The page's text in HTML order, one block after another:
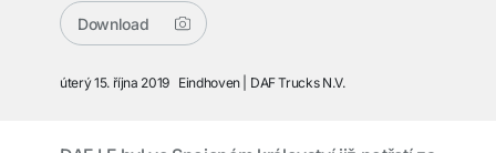
Download
úterý 15. října 2019 Eindhoven DAF Trucks N.V.